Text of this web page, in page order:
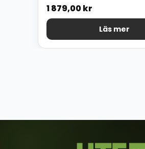
1 879,00kr
Läs mer